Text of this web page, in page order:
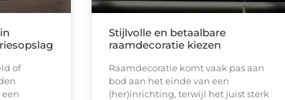
of
een
Stijlvolle en betaalbare
raamdecoratie kiezen
Raamdecoratie komt vaak pas aan
bod aan het einde van een
(her)inrichting, terwijl het juist sterk